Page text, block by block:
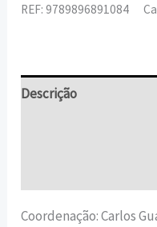
REF:9789896891084
Descrição
Coordenação: Carlos